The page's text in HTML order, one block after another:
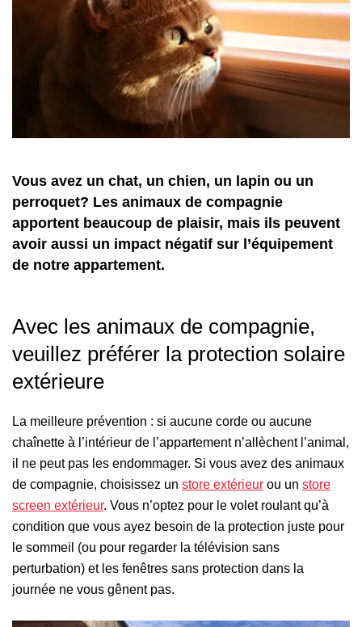
Vous avez un chat, un chien, un lapin ou un
perroquet? Les animaux de compagnie
apportent beaucoup de plaisir, mais ils peuvent
avoir aussi un impact négatif sur l’équipement
de notre appartement.
Avec les animaux de compagnie,
veuillez préférer la protection solaire
extérieure
La meilleure prévention : si aucune corde ou aucune
chaînette à l’intérieur de l’appartement n’allèchent l’animal,
il ne peut pas les endommager. Si vous avez des animaux
de compagnie, choisissez un store extérieur ou un store
screen extérieur. Vous n’optez pour le volet roulant qu’à
condition que vous ayez besoin de la protection juste pour
le sommeil (ou pour regarder la télévision sans
perturbation) et les fenêtres sans protection dans la
journée ne vous gênent pas.